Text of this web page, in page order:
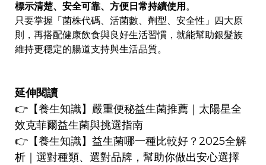
標示清楚、安全可靠、方便日常持續使用 。
只要掌握「菌株代碼、活菌數、劑型、安全性」四大原
則，再搭配健康飲食與良好生活習慣，就能幫助銀髮族
維持更穩定的腸道支持與生活品質。
延伸閱讀
👉【養生知識】 嚴重便秘益生菌推薦｜太陽星全
效克菲爾益生菌與挑選指南
👉【養生知識】 益生菌哪一種比較好？2025全解
析｜選對種類、選對品牌，幫助你做出安心選擇